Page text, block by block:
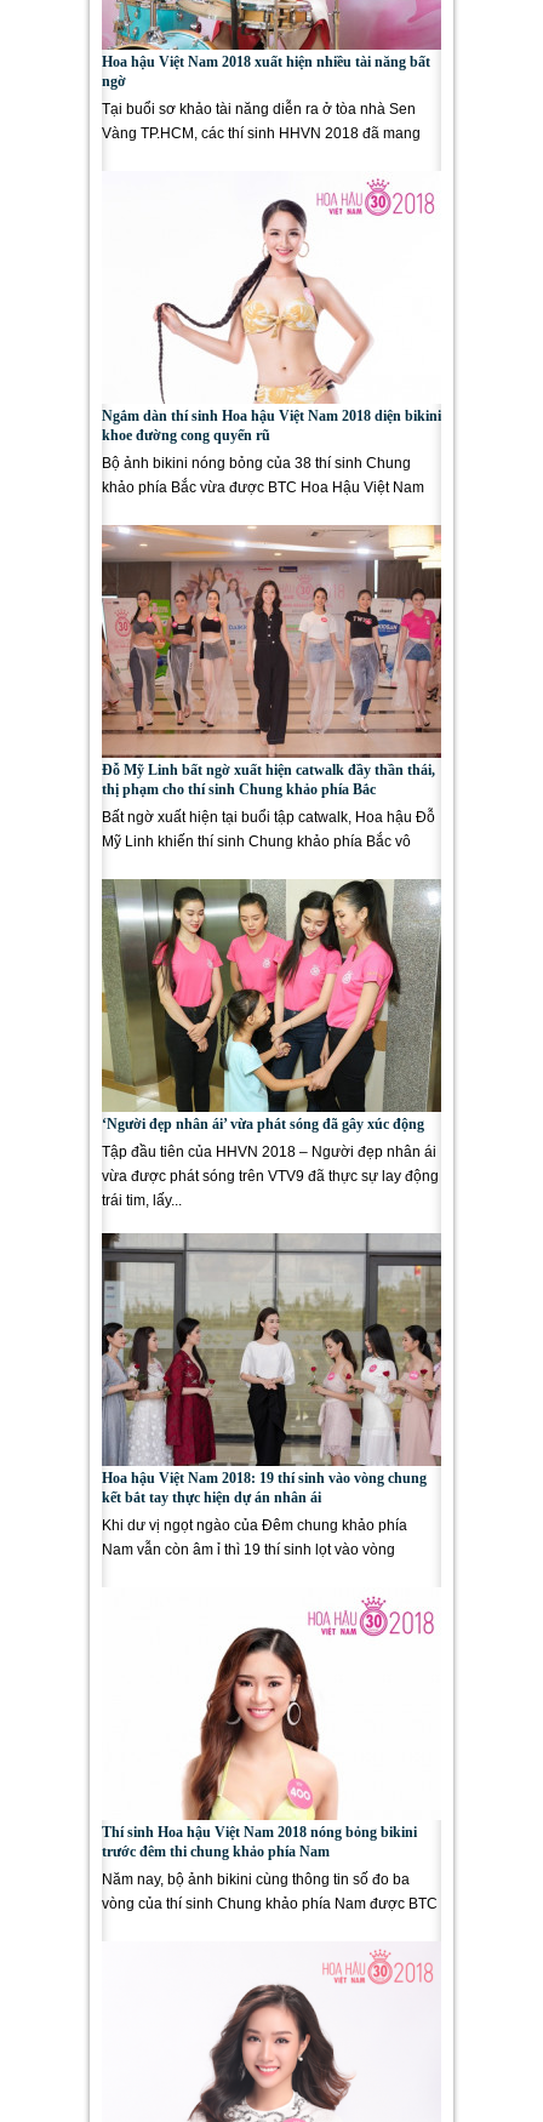
Hoa hậu Việt Nam 2018 xuất hiện nhiều tài năng bất
ngờ
Tại buổi sơ khảo tài năng diễn ra ở tòa nhà Sen
Vàng TP.HCM, các thí sinh HHVN 2018 đã mang
Ngắm dàn thí sinh Hoa hậu Việt Nam 2018 diện bikini
khoe đường cong quyến rũ
Bộ ảnh bikini nóng bỏng của 38 thí sinh Chung
khảo phía Bắc vừa được BTC Hoa Hậu Việt Nam
Đỗ Mỹ Linh bất ngờ xuất hiện catwalk đầy thần thái,
thị phạm cho thí sinh Chung khảo phía Bắc
Bất ngờ xuất hiện tại buổi tập catwalk, Hoa hậu Đỗ
Mỹ Linh khiến thí sinh Chung khảo phía Bắc vô
‘Người đẹp nhân ái’ vừa phát sóng đã gây xúc động
Tập đầu tiên của HHVN 2018 – Người đẹp nhân ái
vừa được phát sóng trên VTV9 đã thực sự lay động
trái tim, lấy...
Hoa hậu Việt Nam 2018: 19 thí sinh vào vòng chung
kết bắt tay thực hiện dự án nhân ái
Khi dư vị ngọt ngào của Đêm chung khảo phía
Nam vẫn còn âm ỉ thì 19 thí sinh lọt vào vòng
Thí sinh Hoa hậu Việt Nam 2018 nóng bỏng bikini
trước đêm thi chung khảo phía Nam
Năm nay, bộ ảnh bikini cùng thông tin số đo ba
vòng của thí sinh Chung khảo phía Nam được BTC